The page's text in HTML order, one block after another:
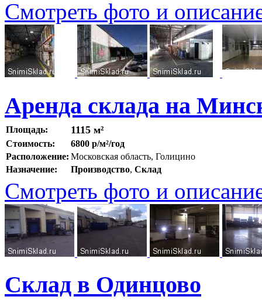
Смотреть фото и
Аренда склада на
Площадь: 1115 м²
Стоимость:
6800 р/м²/год
Расположение: Московская область, Голицино
Назначение:
Производство, Склад
Смотреть фото и
Склад в Одинцово